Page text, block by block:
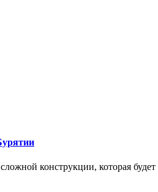
конструкции, которая